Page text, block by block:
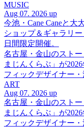
MUSIC
Aug 07. 2026 up
今池・Cane Caneと大
ショップ＆ギャラリ
日間限定開催。
名古屋・金山のスト
まじんくらぶ」が
フィックデザイナー・
ART
Aug 07. 2026 up
名古屋・金山のスト
まじんくらぶ」が
フィックデザイナー・